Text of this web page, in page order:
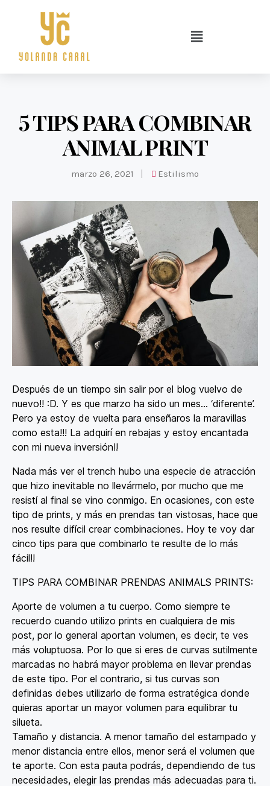
5 TIPS PARA COMBINAR
ANIMAL PRINT
marzo 26, 2021 Estilismo
Después de un tiempo sin salir por el blog vuelvo de
nuevo!! :D. Y es que marzo ha sido un mes… ‘diferente’.
Pero ya estoy de vuelta para enseñaros la maravillas
como esta!!! La adquirí en rebajas y estoy encantada
con mi nueva inversión!!
Nada más ver el trench hubo una especie de atracción
que hizo inevitable no llevármelo, por mucho que me
resistí al final se vino conmigo. En ocasiones, con este
tipo de prints, y más en prendas tan vistosas, hace que
nos resulte difícil crear combinaciones. Hoy te voy dar
cinco tips para que combinarlo te resulte de lo más
fácil!!
TIPS PARA COMBINAR PRENDAS ANIMALS PRINTS:
Aporte de volumen a tu cuerpo. Como siempre te
recuerdo cuando utilizo prints en cualquiera de mis
post, por lo general aportan volumen, es decir, te ves
más voluptuosa. Por lo que si eres de curvas sutilmente
marcadas no habrá mayor problema en llevar prendas
de este tipo. Por el contrario, si tus curvas son
definidas debes utilizarlo de forma estratégica donde
quieras aportar un mayor volumen para equilibrar tu
silueta.
Tamaño y distancia. A menor tamaño del estampado y
menor distancia entre ellos, menor será el volumen que
te aporte. Con esta pauta podrás, dependiendo de tus
necesidades, elegir las prendas más adecuadas para ti.